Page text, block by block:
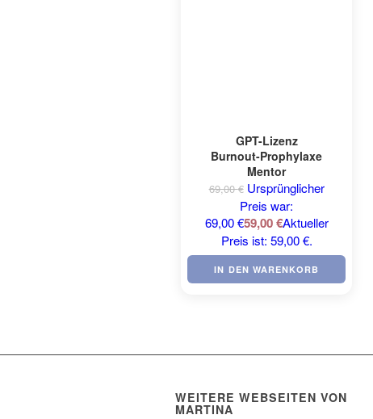
GPT-Lizenz
Burnout-Prophylaxe
Mentor
69,00€ Ursprünglicher
Preis war:
69,00 €59,00€Aktueller
Preis ist: 59,00 €.
IN DEN WARENKORB
WEITERE WEBSEITEN VON
MARTINA